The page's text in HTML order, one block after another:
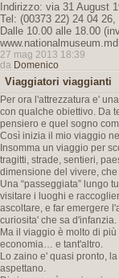
Indirizzo: via 31 August
Tel: (00373 22) 24 04 26,
Dalle 10.00 alle 18.00
www.nationalmuseum.md
27 mag 2013 18:39
da Domenico
Viaggiatori viaggianti
Per ora l'attrezzatura e'
con qualche obiettivo. Da
pensiero e quel sogno
Così inizia il mio viaggio
Insomma un viaggio per
tragitti, strade, sentieri,
dimensione del vivere,
Una “passeggiata” lungo
visitare i luoghi e
ascoltare, e far emergere
curiosita' che sa d'infanzia.
Ma il viaggio è molto di
economia… e tant'altro.
Lo zaino e' quasi pronto,
aspettano.